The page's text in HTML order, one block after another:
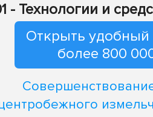
- Технологии и
Открыть удобный
более 800